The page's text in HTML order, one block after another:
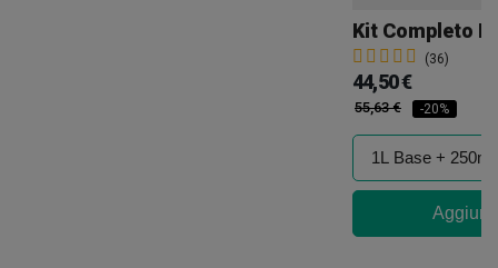
Kit Completo
(36)
44,50 €
55,63 € -20%